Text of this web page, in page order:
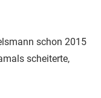
schon 2015
scheiterte,